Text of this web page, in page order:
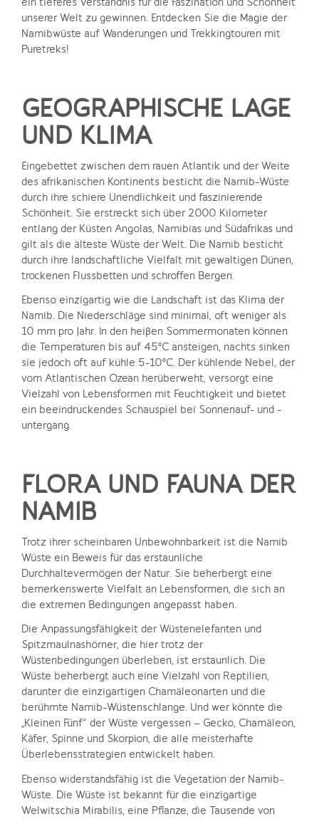
unserer Welt zu gewinnen. Entdecken Sie die Magie der
Namibwüste auf Wanderungen und Trekkingtouren mit
Puretreks!
GEOGRAPHISCHE LAGE
UND KLIMA
Eingebettet zwischen dem rauen Atlantik und der Weite
des afrikanischen Kontinents besticht die Namib-Wüste
durch ihre schiere Unendlichkeit und faszinierende
Schönheit. Sie erstreckt sich über 2000 Kilometer
entlang der Küsten Angolas, Namibias und Südafrikas und
gilt als die älteste Wüste der Welt. Die Namib besticht
durch ihre landschaftliche Vielfalt mit gewaltigen Dünen,
trockenen Flussbetten und schroffen Bergen.
Ebenso einzigartig wie die Landschaft ist das Klima der
Namib. Die Niederschläge sind minimal, oft weniger als
10 mm pro Jahr. In den heißen Sommermonaten können
die Temperaturen bis auf 45°C ansteigen, nachts sinken
sie jedoch oft auf kühle 5-10°C. Der kühlende Nebel, der
vom Atlantischen Ozean herüberweht, versorgt eine
Vielzahl von Lebensformen mit Feuchtigkeit und bietet
ein beeindruckendes Schauspiel bei Sonnenauf- und -
untergang.
FLORA UND FAUNA DER
NAMIB
Trotz ihrer scheinbaren Unbewohnbarkeit ist die Namib
Wüste ein Beweis für das erstaunliche
Durchhaltevermögen der Natur. Sie beherbergt eine
bemerkenswerte Vielfalt an Lebensformen, die sich an
die extremen Bedingungen angepasst haben.
Die Anpassungsfähigkeit der Wüstenelefanten und
Spitzmaulnashörner, die hier trotz der
Wüstenbedingungen überleben, ist erstaunlich. Die
Wüste beherbergt auch eine Vielzahl von Reptilien,
darunter die einzigartigen Chamäleonarten und die
berühmte Namib-Wüstenschlange. Und wer könnte die
„Kleinen Fünf“ der Wüste vergessen – Gecko, Chamäleon,
Käfer, Spinne und Skorpion, die alle meisterhafte
Überlebensstrategien entwickelt haben.
Ebenso widerstandsfähig ist die Vegetation der Namib-
Wüste. Die Wüste ist bekannt für die einzigartige
Welwitschia Mirabilis, eine Pflanze, die Tausende von